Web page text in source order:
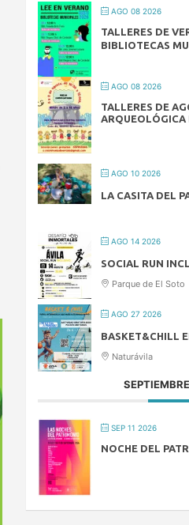
AGO 08 2026
TALLERES DE
BIBLIOTECAS
AGO 08 2026
TALLERES DE
ARQUEOLÓGICA
AGO 10 2026
LA CASITA DEL
AGO 14 2026
SOCIAL RUN
Parque de El Soto
AGO 27 2026
BASKET&CHILL
Naturávila
SEP 11 2026
NOCHE DEL